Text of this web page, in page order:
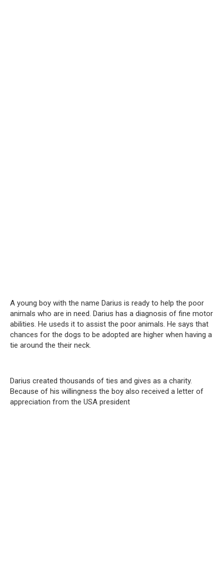
A young boy with the name Darius is ready to help the poor
animals who are in need. Darius has a diagnosis of fine motor
abilities. He useds it to assist the poor animals. He says that
chances for the dogs to be adopted are higher when having a
tie around the their neck.
Darius created thousands of ties and gives as a charity.
Because of his willingness the boy also received a letter of
appreciation from the USA president